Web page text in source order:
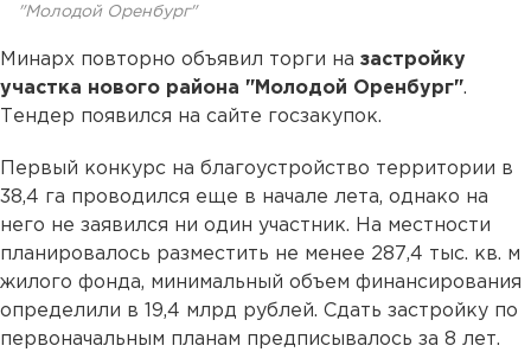
"Молодой Оренбург"
Минарх повторно объявил торги на застройку
участка нового района "Молодой Оренбург".
Тендер появился на сайте госзакупок.
Первый конкурс на благоустройство территории в
38,4 га проводился еще в начале лета, однако на
него не заявился ни один участник. На местности
планировалось разместить не менее 287,4 тыс. кв. м
жилого фонда, минимальный объем финансирования
определили в 19,4 млрд рублей. Сдать застройку по
первоначальным планам предписывалось за 8 лет.